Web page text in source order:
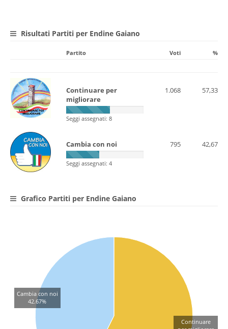
Risultati Partiti per Endine Gaiano
Partito Voti %
Continuare per
migliorare
Seggi assegnati: 8
1.068 57,33
Cambia con noi
Seggi assegnati: 4
795 42,67
Grafico Partiti per Endine Gaiano
Continuare
Cambia con noi
42.67%